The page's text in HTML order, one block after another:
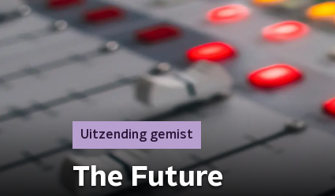
Uitzending gemist
The Future